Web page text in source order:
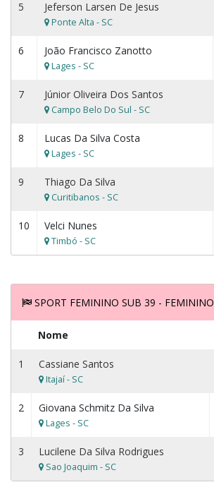
5 Jeferson Larsen De Jesus
Ponte Alta - SC
6 João Francisco Zanotto
Lages - SC
7 Júnior Oliveira Dos Santos
Campo Belo Do Sul - SC
8 Lucas Da Silva Costa
Lages - SC
9 Thiago Da Silva
Curitibanos - SC
10 Velci Nunes
Timbó - SC
SPORT FEMININO SUB 39 - FEMININO
Nome
1 Cassiane Santos
Itajaí - SC
2 Giovana Schmitz Da Silva
Lages - SC
3 Lucilene Da Silva Rodrigues
Sao Joaquim - SC